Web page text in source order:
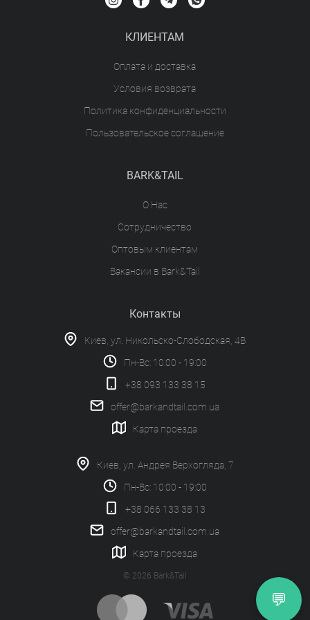
КЛИЕНТАМ
Оплата и доставка
Условия возврата
Политика конфиденциальности
Пользовательское соглашение
BARK&TAIL
О Нас
Сотрудничество
Оптовым клиентам
Вакансии в Bark&Tail
Контакты
Киев, ул. Никольско-Слободская, 4В
Пн-Вс: 10:00 - 19:00
+38 093 133 38 15
offer@barkandtail.com.ua
Карта проезда
Киев, ул. Андрея Верхогляда, 7
Пн-Вс: 10:00 - 19:00
+38 066 133 38 13
offer@barkandtail.com.ua
Карта проезда
© 2026 Bark&Tail
💬